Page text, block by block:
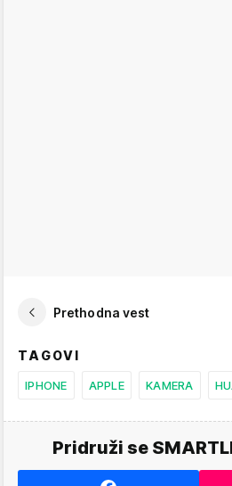
Prethodna vest
TAGOVI
IPHONE APPLE KAMERA
Pridruži se